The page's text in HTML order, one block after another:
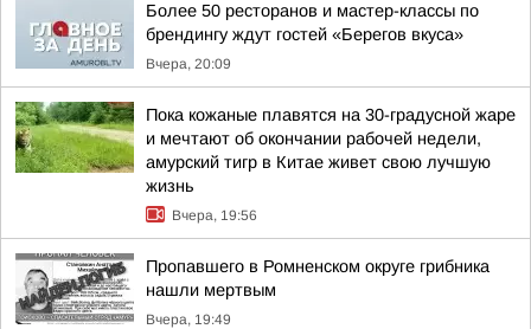
Более 50 ресторанов и мастер-классы по
брендингу ждут гостей «Берегов вкуса»
Вчера, 20:09
Пока кожаные плавятся на 30-градусной жаре
и мечтают об окончании рабочей недели,
амурский тигр в Китае живет свою лучшую
жизнь
Вчера, 19:56
Пропавшего в Ромненском округе грибника
нашли мертвым
Вчера, 19:49